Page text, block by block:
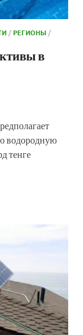
/РЕГИОНЫ /
в
водородную
тенге